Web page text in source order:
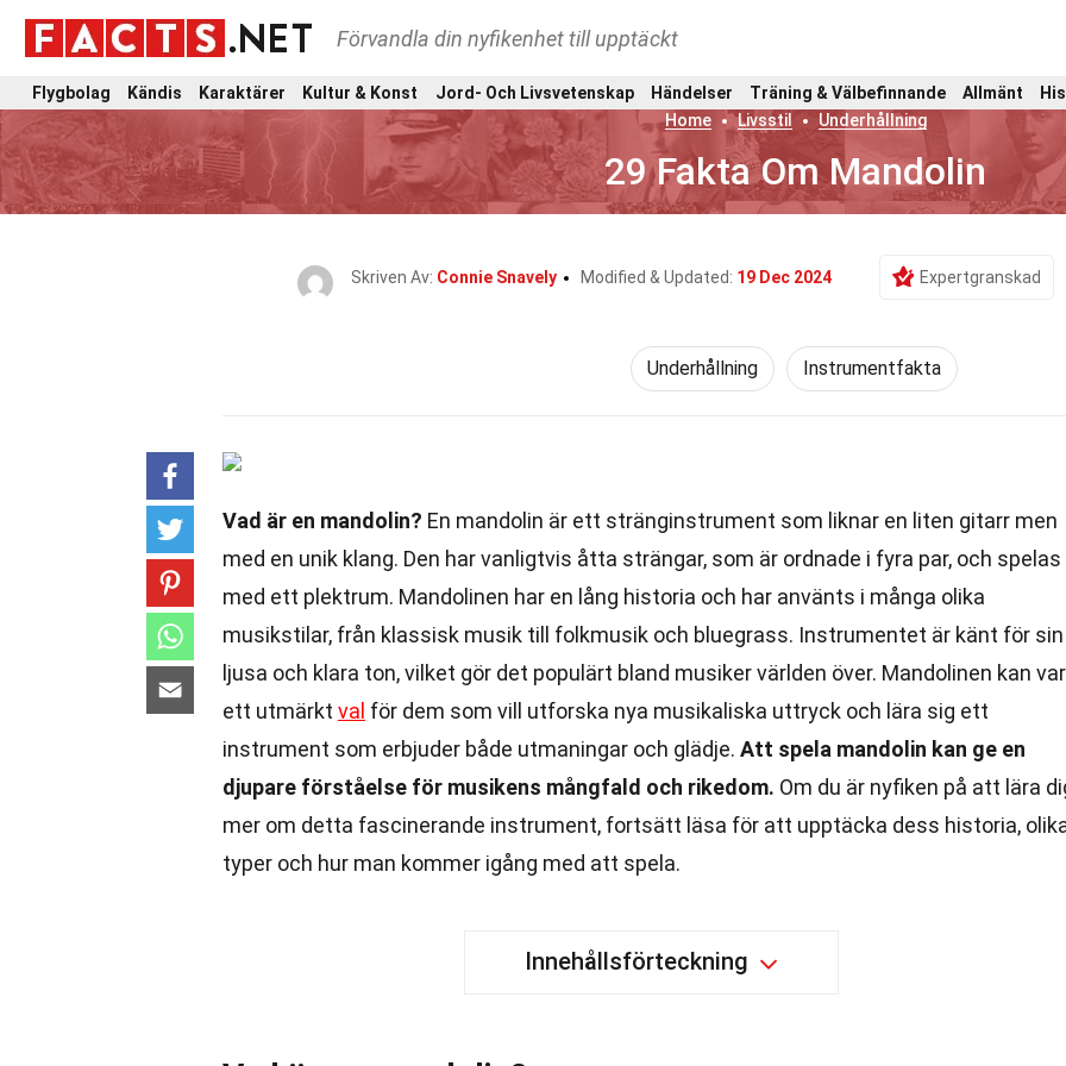
Förvandla din nyfikenhet till upptäckt
Flygbolag Kändis Karaktärer Kultur & Konst Jord- Och Livsvetenskap Händelser Träning & Välbefinnande Allmänt
Home
Livsstil Underhållning
29 Fakta Om Mandolin
Skriven Av: Connie Snavely Modified & Updated: 19 Dec 2024 Expertgranskad
Underhållning Instrumentfakta
Vad är en mandolin? En mandolin är ett stränginstrument som liknar en liten gitarr men
med en unik klang. Den har vanligtvis åtta strängar, som är ordnade i fyra par, och spelas
med ett plektrum. Mandolinen har en lång historia och har använts i många olika
musikstilar, från klassisk musik till folkmusik och bluegrass. Instrumentet är känt för sin
ljusa och klara ton, vilket gör det populärt bland musiker världen över. Mandolinen kan
ett utmärkt val för dem som vill utforska nya musikaliska uttryck och lära sig ett
instrument som erbjuder både utmaningar och glädje. Att spela mandolin kan ge en
djupare förståelse för musikens mångfald och rikedom. Om du är nyfiken på att lära
mer om detta fascinerande instrument, fortsätt läsa för att upptäcka dess historia,
typer och hur man kommer igång med att spela.
Innehållsförteckning